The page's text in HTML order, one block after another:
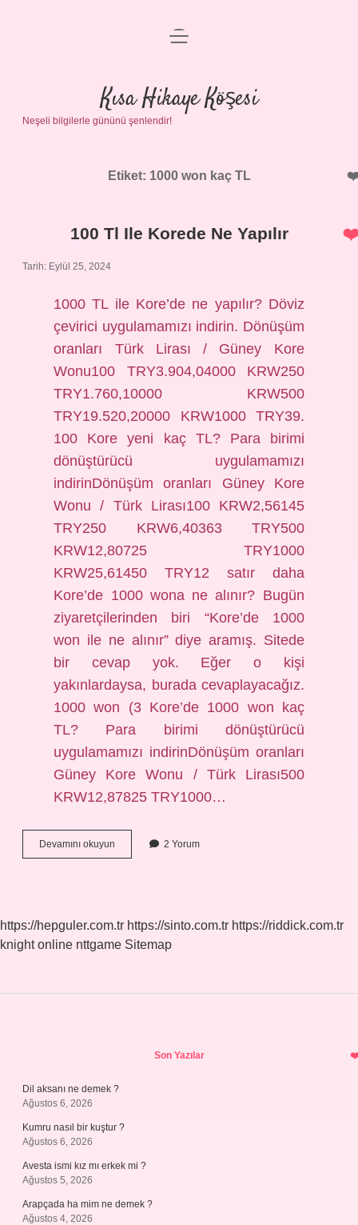
Anasayfa
Gizlilik Politikası
Yasal Uyarı
menüyü
Kısa Hikaye Köşesi
Neşeli bilgilerle gününü şenlendir!
Etiket: 1000 won kaç TL
100 Tl Ile Korede Ne Yapılır
Tarih: Eylül 25, 2024
1000 TL ile Kore’de ne yapılır? Döviz
çevirici uygulamamızı indirin. Dönüşüm
oranları Türk Lirası / Güney Kore
Wonu100 TRY3.904,04000 KRW250
TRY1.760,10000 KRW500
TRY19.520,20000 KRW1000 TRY39.
100 Kore yeni kaç TL? Para birimi
dönüştürücü uygulamamızı
indirinDönüşüm oranları Güney Kore
Wonu / Türk Lirası100 KRW2,56145
TRY250 KRW6,40363 TRY500
KRW12,80725 TRY1000
KRW25,61450 TRY12 satır daha
Kore’de 1000 wona ne alınır? Bugün
ziyaretçilerinden biri “Kore’de 1000
won ile ne alınır” diye aramış. Sitede
bir cevap yok. Eğer o kişi
yakınlardaysa, burada cevaplayacağız.
1000 won (3 Kore’de 1000 won kaç
TL? Para birimi dönüştürücü
uygulamamızı indirinDönüşüm oranları
Güney Kore Wonu / Türk Lirası500
KRW12,87825 TRY1000…
Devamını okuyun
Tl
2 Yorum
https://hepguler.com.tr https://sinto.com.tr https://riddick.com.tr
knight online nttgame Sitemap
Son Yazılar
Dil aksanı ne demek ?
Ağustos 6, 2026
Kumru nasıl bir kuştur ?
Ağustos 6, 2026
Avesta ismi kız mı erkek mi ?
Ağustos 5, 2026
Arapçada ha mim ne demek ?
Ağustos 4, 2026